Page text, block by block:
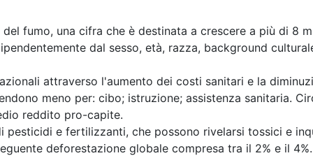
fumo, una cifra che è destinata a crescere a più di 8
dal sesso, età, razza, background
attraverso l'aumento dei costi sanitari e la
meno per: cibo; istruzione; assistenza sanitaria.
reddito pro-capite.
e fertilizzanti, che possono rivelarsi tossici e
deforestazione globale compresa tra il 2% e il